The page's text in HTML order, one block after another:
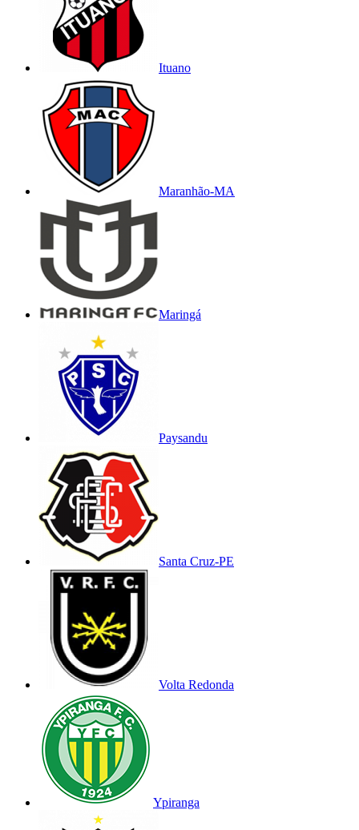
Ituano
Maranhão-MA
Maringá
Paysandu
Santa Cruz-PE
Volta Redonda
Ypiranga